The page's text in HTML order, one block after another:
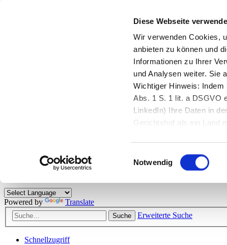
Diese Webseite
Wir verwenden Cookies,
anbieten zu können und
Informationen zu Ihrer
und Analysen weiter. Sie
Wichtiger Hinweis: Indem
Abs. 1 S. 1 lit. a DSGVO
LinkedIn) Ihre Daten in
Gerichtshof als ein Land
Einwilligungsauswahl
Notwendig
Herzlich willkommen!
Kunden viele nützliche Hilfestellungen und interessante Tipps und
Powered by Translate
Suche Erweiterte Suche
Schnellzugriff